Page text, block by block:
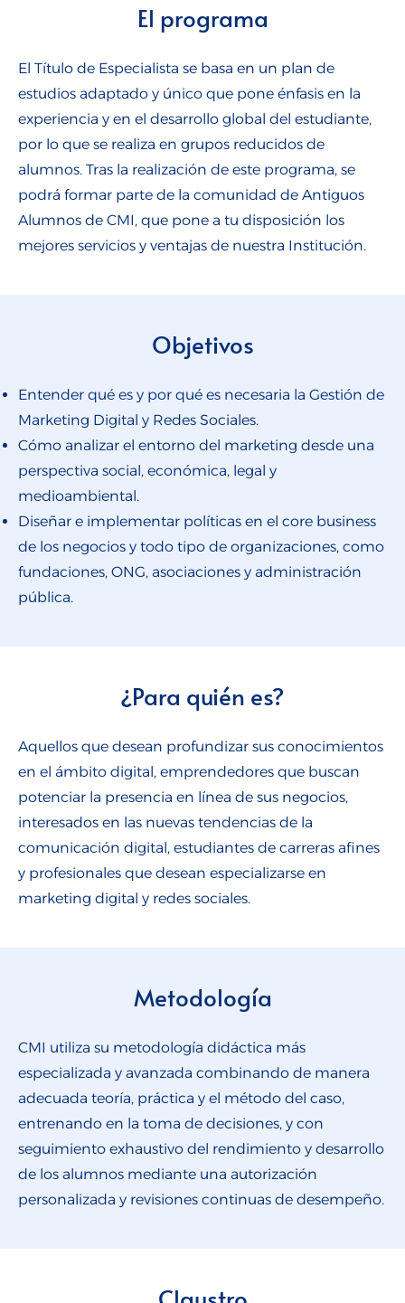
El programa
El Título de Especialista se basa en un plan de
estudios adaptado y único que pone énfasis en la
experiencia y en el desarrollo global del estudiante,
por lo que se realiza en grupos reducidos de
alumnos. Tras la realización de este programa, se
podrá formar parte de la comunidad de Antiguos
Alumnos de CMI, que pone a tu disposición los
mejores servicios y ventajas de nuestra Institución.
Objetivos
Entender qué es y por qué es necesaria la Gestión de
Marketing Digital y Redes Sociales.
Cómo analizar el entorno del marketing desde una
perspectiva social, económica, legal y
medioambiental.
Diseñar e implementar políticas en el core business
de los negocios y todo tipo de organizaciones, como
fundaciones, ONG, asociaciones y administración
pública.
¿Para quién es?
Aquellos que desean profundizar sus conocimientos
en el ámbito digital, emprendedores que buscan
potenciar la presencia en línea de sus negocios,
interesados en las nuevas tendencias de la
comunicación digital, estudiantes de carreras afines
y profesionales que desean especializarse en
marketing digital y redes sociales.
Metodología
CMI utiliza su metodología didáctica más
especializada y avanzada combinando de manera
adecuada teoría, práctica y el método del caso,
entrenando en la toma de decisiones, y con
seguimiento exhaustivo del rendimiento y desarrollo
de los alumnos mediante una autorización
personalizada y revisiones continuas de desempeño.